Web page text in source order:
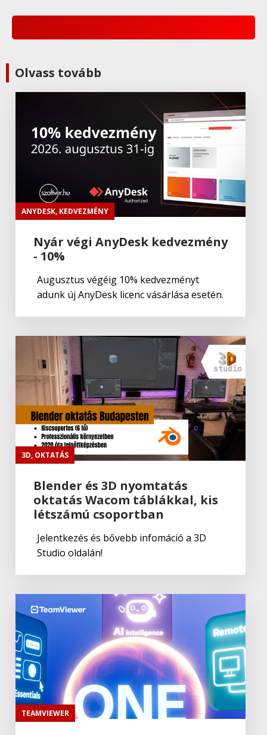
BricsCAD Ultimate
BricsCAD Mechanical
BricsCAD,Bricsys
BricsCAD BIM
BricsCAD,Bricsys
BricsCAD Lite
Olvass tovább
ANYDESK, KEDVEZMÉNY
Nyár végi AnyDesk kedvezmény
- 10%
Augusztus végéig 10% kedvezményt
adunk új AnyDesk licenc vásárlása esetén.
3D, OKTATÁS
Blender és 3D nyomtatás
oktatás Wacom táblákkal, kis
létszámú csoportban
Jelentkezés és bővebb infomáció a 3D
Studio oldalán!
TEAMVIEWER